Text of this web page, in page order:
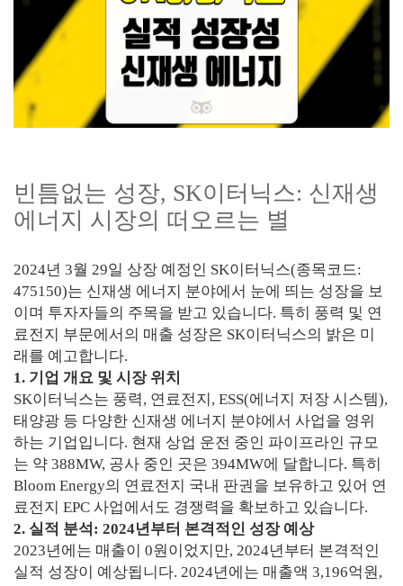
빈틈없는 성장, SK이터닉스: 신재생
에너지 시장의 떠오르는 별
2024년 3월 29일 상장 예정인 SK이터닉스(종목코드:
475150)는 신재생 에너지 분야에서 눈에 띄는 성장을 보
이며 투자자들의 주목을 받고 있습니다. 특히 풍력 및 연
료전지 부문에서의 매출 성장은 SK이터닉스의 밝은 미
래를 예고합니다.
1. 기업 개요 및 시장 위치
SK이터닉스는 풍력, 연료전지, ESS(에너지 저장 시스템),
태양광 등 다양한 신재생 에너지 분야에서 사업을 영위
하는 기업입니다. 현재 상업 운전 중인 파이프라인 규모
는 약 388MW, 공사 중인 곳은 394MW에 달합니다. 특히
Bloom Energy의 연료전지 국내 판권을 보유하고 있어 연
료전지 EPC 사업에서도 경쟁력을 확보하고 있습니다.
2. 실적 분석: 2024년부터 본격적인 성장 예상
2023년에는 매출이 0원이었지만, 2024년부터 본격적인
실적 성장이 예상됩니다. 2024년에는 매출액 3,196억원,